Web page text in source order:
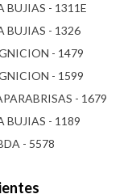
BUJIAS - 1311E
BUJIAS - 1326
- 1479
- 1599
- 1679
BUJIAS - 1189
- 5578